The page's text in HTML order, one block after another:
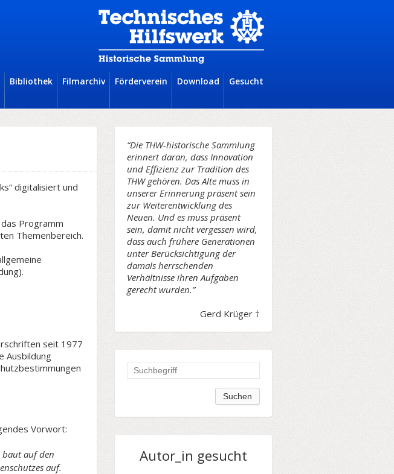
Bibliothek Filmarchiv Förderverein Download Gesucht
digitalisiert und
Programm
Themenbereich.
seit 1977
Ausbildung
Vorwort:
baut auf den
auf.
“Die THW-historische Sammlung
erinnert daran, dass Innovation
und Effizienz zur Tradition des
THW gehören. Das Alte muss in
unserer Erinnerung präsent sein
zur Weiterentwicklung des
Neuen. Und es muss präsent
sein, damit nicht vergessen wird,
dass auch frühere Generationen
unter Berücksichtigung der
damals herrschenden
Verhältnisse ihren Aufgaben
gerecht wurden.”
Gerd Krüger †
Autor_in gesucht